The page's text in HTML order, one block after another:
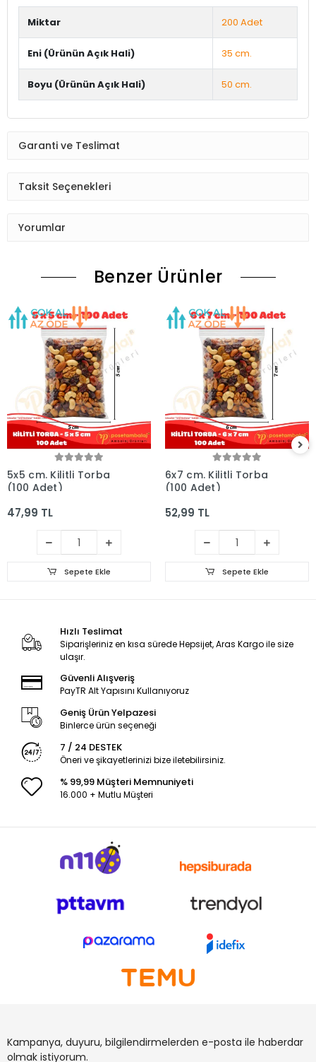
Miktar 200 Adet
Eni (Ürünün Açık Hali) 35 cm.
Boyu (Ürünün Açık Hali) 50 cm.
Garanti ve Teslimat
Taksit Seçenekleri
Yorumlar
Benzer Ürünler
5x5 cm. Kilitli Torba
(100 Adet)
47,99 TL
Sepete Ekle
6x7 cm. Kilitli Torba
(100 Adet)
52,99 TL
Sepete Ekle
Hızlı Teslimat
Siparişleriniz en kısa sürede Hepsijet, Aras Kargo ile size
ulaşır.
Güvenli Alışveriş
PayTR Alt Yapısını Kullanıyoruz
Geniş Ürün Yelpazesi
Binlerce ürün seçeneği
7 / 24 DESTEK
Öneri ve şikayetlerinizi bize iletebilirsiniz.
% 99,99 Müşteri Memnuniyeti
16.000 + Mutlu Müşteri
Kampanya, duyuru, bilgilendirmelerden e-posta ile haberdar
olmak istiyorum.